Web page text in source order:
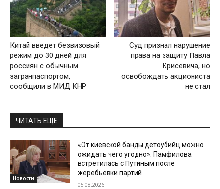
Китай введет безвизовый
режим до 30 дней для
россиян с обычным
загранпаспортом,
сообщили в МИД КНР
Суд признал нарушение
права на защиту Павла
Крисевича, но
освобождать акциониста
не стал
ЧИТАТЬ ЕЩЕ
Новости
«От киевской банды детоубийц можно
ожидать чего угодно». Памфилова
встретилась с Путиным после
жеребьевки партий
05.08.2026